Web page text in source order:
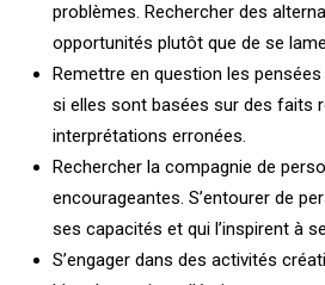
problèmes. Rechercher des
opportunités plutôt que de se
Remettre en question les
si elles sont basées sur des faits
interprétations erronées.
Rechercher la compagnie de
encourageantes. S’entourer de
ses capacités et qui l’inspirent à
S’engager dans des activités